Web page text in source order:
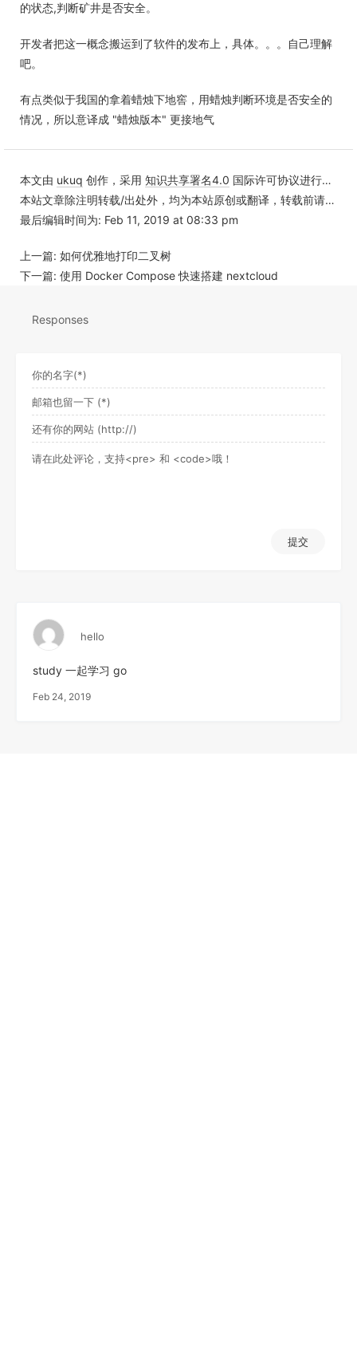
的状态,判断矿井是否安全。
开发者把这一概念搬运到了软件的发布上，具体。。。自己理解
吧。
有点类似于我国的拿着蜡烛下地窖，用蜡烛判断环境是否安全的
情况，所以意译成 "蜡烛版本" 更接地气
本文由 ukuq 创作，采用 知识共享署名4.0 国际许可协议进行许可
本站文章除注明转载/出处外，均为本站原创或翻译，转载前请务必署名
最后编辑时间为: Feb 11, 2019 at 08:33 pm
上一篇: 如何优雅地打印二叉树
下一篇: 使用 Docker Compose 快速搭建 nextcloud
Responses
提交
hello
study 一起学习 go
Feb 24, 2019